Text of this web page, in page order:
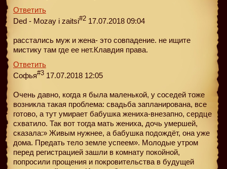
Ответить
Ded - Mozay i zaitsi#2 17.07.2018 09:04
расстались муж и жена- это совпадение. не ищите
мистику там где ее нет.Клавдия права.
Ответить
Софья#3 17.07.2018 12:05
Очень давно, когда я была маленькой, у соседей тоже
возникла такая проблема: свадьба запланирована, все
готово, а тут умирает бабушка жениха-внезапно, сердце
схватило. Так вот тогда мать жениха, дочь умершей,
сказала:» Живым нужнее, а бабушка подождёт, она уже
дома. Предать тело земле успеем». Молодые утром
перед регистрацией зашли в комнату покойной,
попросили прощения и покровительства в будущей